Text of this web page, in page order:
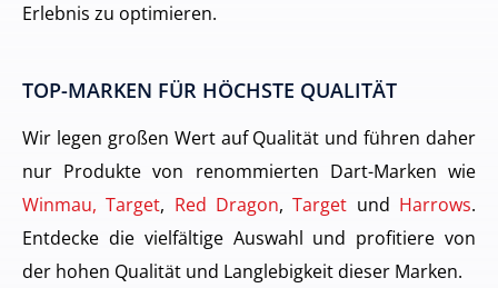
Erlebnis zu optimieren.
TOP-MARKEN FÜR HÖCHSTE QUALITÄT
Wir legen großen Wert auf Qualität und führen daher
nur Produkte von renommierten Dart-Marken wie
Winmau, Target, Red Dragon,Target und Harrows.
Entdecke die vielfältige Auswahl und profitiere von
der hohen Qualität und Langlebigkeit dieser Marken.